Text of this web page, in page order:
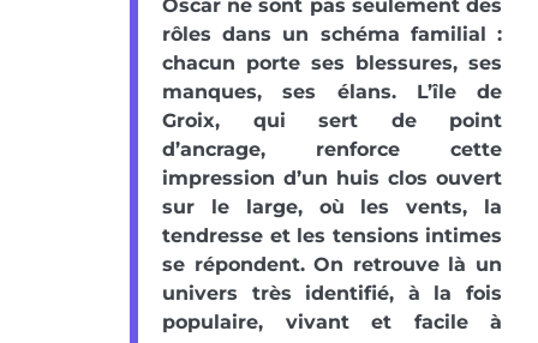
Oscar ne sont pas seulement des
rôles dans un schéma familial :
chacun porte ses blessures, ses
manques, ses élans. L’île de
Groix, qui sert de point
d’ancrage, renforce cette
impression d’un huis clos ouvert
sur le large, où les vents, la
tendresse et les tensions intimes
se répondent. On retrouve là un
univers très identifié, à la fois
populaire, vivant et facile à